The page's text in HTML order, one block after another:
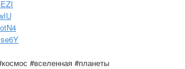
#вселенная #планеты